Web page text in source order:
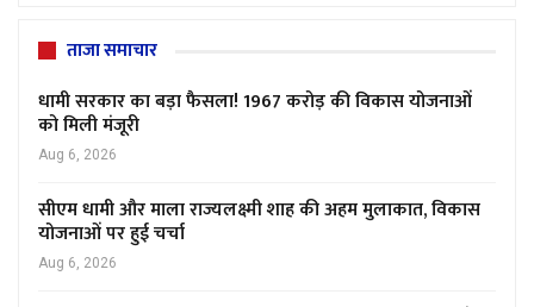
ताजा समाचार
धामी सरकार का बड़ा फैसला! 1967 करोड़ की विकास योजनाओं
को मिली मंजूरी
Aug 6, 2026
सीएम धामी और माला राज्यलक्ष्मी शाह की अहम मुलाकात, विकास
योजनाओं पर हुई चर्चा
Aug 6, 2026